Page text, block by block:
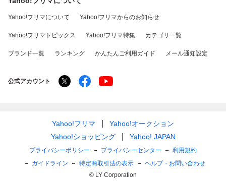
Yahoo!フリマについて Yahoo!フリマからのお知らせ
Yahoo!フリマトピックス Yahoo!フリマ特集 カテゴリ一覧
ブランド一覧 ランキング かんたんご利用ガイド メール通知設定
公式アカウント
Yahoo!フリマ
Yahoo!オークション
Yahoo!ショッピング
Yahoo! JAPAN
プライバシーポリシー プライバシーセンター
利用規約
ガイドライン
特定商取引法の表示
ヘルプ・お問い合わせ
© LY Corporation